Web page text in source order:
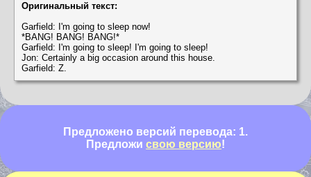
Оригинальный текст:
Garfield: I'm going to sleep now!
*BANG! BANG! BANG!*
Garfield: I'm going to sleep! I'm going to sleep!
Jon: Certainly a big occasion around this house.
Garfield: Z.
Предложено версий перевода: 1.
Предложи свою версию!